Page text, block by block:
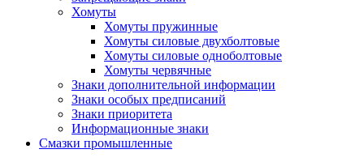
Хомуты
Хомуты пружинные
Хомуты силовые двухболтовые
Хомуты силовые одноболтовые
Хомуты червячные
Знаки дополнительной информации
Знаки особых предписаний
Знаки приоритета
Информационные знаки
Смазки промышленные